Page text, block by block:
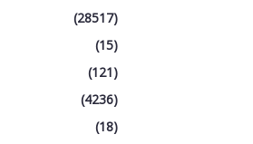
(28517)
(15)
(121)
(4236)
(18)